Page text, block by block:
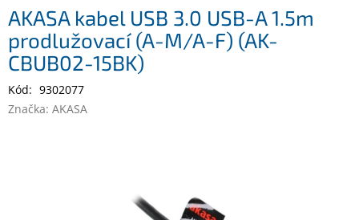
Notebooky
Tiskárny
AKASA kabel USB 3.0 USB-A 1.5m
prodlužovací (A-M/A-F) (AK-
CBUB02-15BK)
Kód: 9302077
Značka: AKASA